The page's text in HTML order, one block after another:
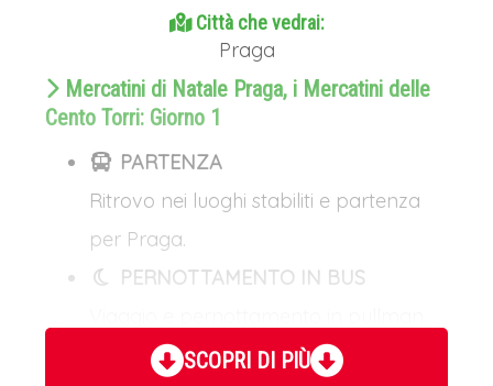
Città che vedrai:
Praga
Mercatini di Natale Praga, i Mercatini delle
Cento Torri: Giorno 1
PARTENZA
Ritrovo nei luoghi stabiliti e partenza
per Praga.
PERNOTTAMENTO IN BUS
Mercatini di Natale Praga, i Mercatini delle
SCOPRI DI PIÙ